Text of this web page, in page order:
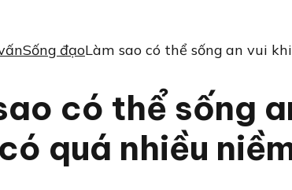
Sống đạoLàm sao có thể sống an vui
có thể sống
quá nhiều